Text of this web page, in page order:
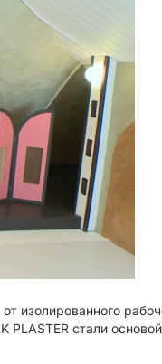
изолированного
стали